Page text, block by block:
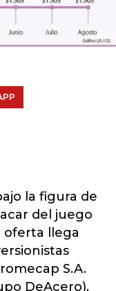
la figura de
del juego
oferta llega
S.A.
DeAcero),